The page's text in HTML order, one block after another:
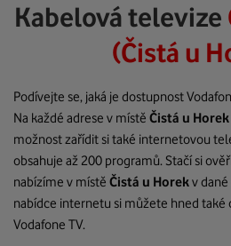
Kabelová televize
(Čistá u
Podívejte se, jaká je dostupnost
Na každé adrese v místě Čistá u Horek
možnost zařídit si také internetovou
obsahuje až 200 programů. Stačí si
nabízíme v místě Čistá u Horekv
nabídce internetu si můžete hned také
Vodafone TV.